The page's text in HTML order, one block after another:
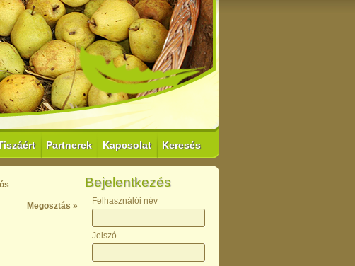
Partnerek Kapcsolat Keresés
Megosztás »
Bejelentkezés
Felhasználói név
Jelszó